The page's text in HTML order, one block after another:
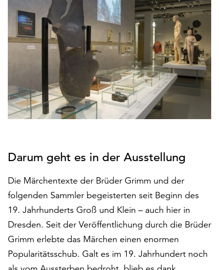
Betrieb
der
Seite
notwendig
(funktionale
sowie
solche,
die
lediglich
Statistikzwecken
werden.
Klicken
Sie
auf
„Alle
akzeptieren“,
um
alle
Darum geht es in der Ausstellung
Die Märchentexte der Brüder Grimm und der
folgenden Sammler begeisterten seit Beginn des
19. Jahrhunderts Groß und Klein – auch hier in
Dresden. Seit der Veröffentlichung durch die Brüder
Grimm erlebte das Märchen einen enormen
Popularitätsschub. Galt es im 19. Jahrhundert noch